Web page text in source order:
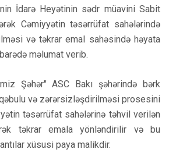
İdarə Heyətinin sədr müavini Sabit
Cəmiyyətin təsərrüfat sahələrində
və təkrar emal sahəsində həyata
məlumat verib.
Şəhər" ASC Bakı şəhərində bərk
qəbulu və zərərsizləşdirilməsi prosesini
təsərrüfat sahələrinə təhvil verilən
təkrar emala yönləndirilir və bu
xüsusi paya malikdir.